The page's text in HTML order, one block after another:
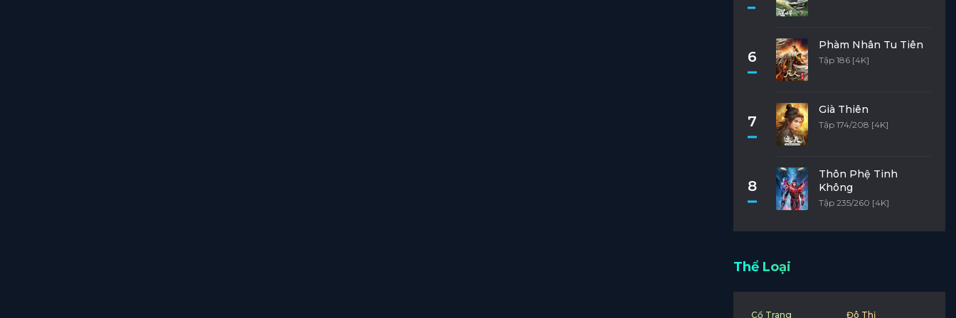
6
Phàm Nhân Tu Tiên
Tập 186 [4K]
7
Già Thiên
Tập 174/208 [4K]
8
Thôn Phệ Tinh
Không
Tập 235/260 [4K]
Thể Loại
Cổ Trang Đô Thị